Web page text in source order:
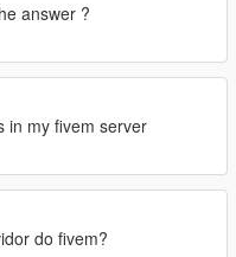
answer ?
in my fivem server
do fivem?